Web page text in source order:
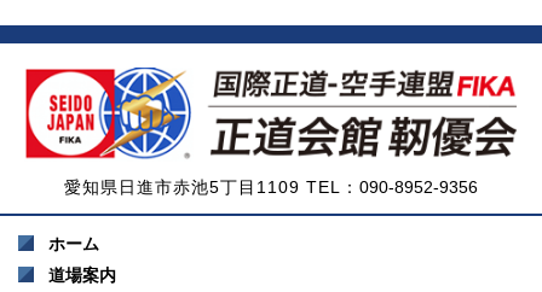
愛知県日進市赤池5丁目1109 TEL： 090-8952-9356
ホーム
道場案内